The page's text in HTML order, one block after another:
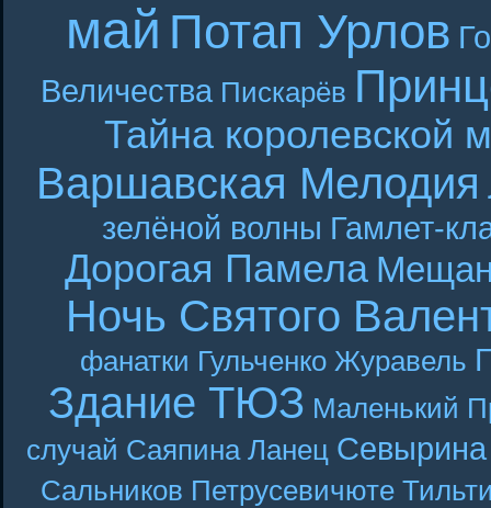
май Потап Урлов
Величества Пискарёв
Тайна королевской
Варшавская Мелодия
зелёной волны Гамлет-
Дорогая Памела
Ночь Святого
фанатки Гульченко Журавель
Здание ТЮЗ Маленький
случай Саяпина Ланец Севырина
Сальников Петрусевичюте